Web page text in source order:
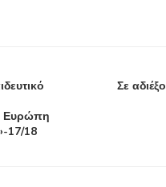
Ευρώπη
17/18
Σε